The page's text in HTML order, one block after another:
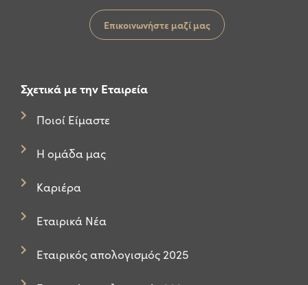
Επικοινωνήστε μαζί μας
Σχετικά με την Εταιρεία
Ποιοί Είμαστε
Η ομάδα μας
Καριέρα
Εταιρικά Νέα
Εταιρικός απολογισμός 2025